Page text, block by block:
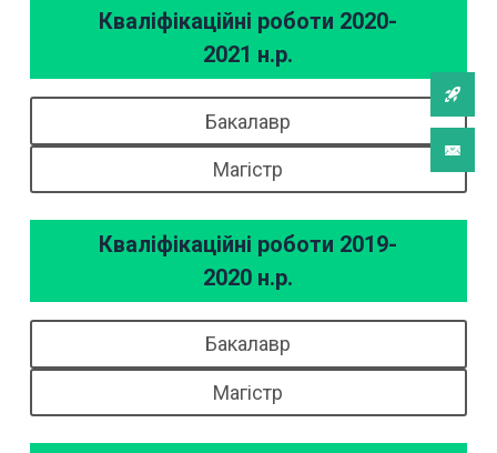
Кваліфікаційні роботи 2020-
2021 н.р.
Бакалавр
Магістр
Кваліфікаційні роботи 2019-
2020 н.р.
Бакалавр
Магістр